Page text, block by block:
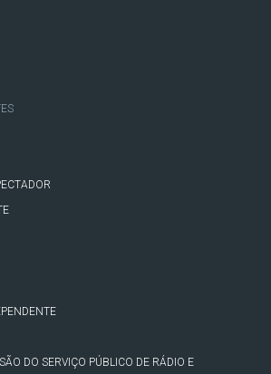
DO SERVIÇO PÚBLICO DE RÁDIO E